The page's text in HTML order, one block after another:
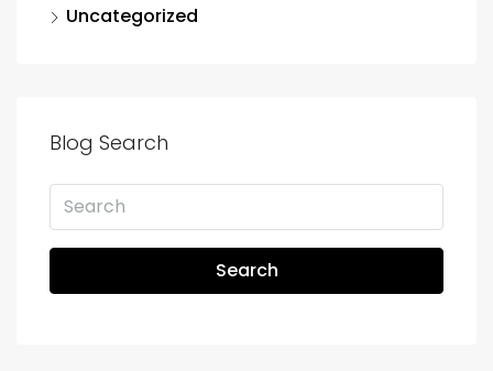
Uncategorized
Blog Search
Search